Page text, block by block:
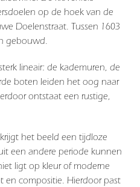
op de hoek van de
Doelenstraat. Tussen 1603
gebouwd.
lineair: de kademuren, de
boten leiden het oog naar
ontstaat een rustige,
het beeld een tijdloze
een andere periode kunnen
ligt op kleur of moderne
en compositie. Hierdoor past